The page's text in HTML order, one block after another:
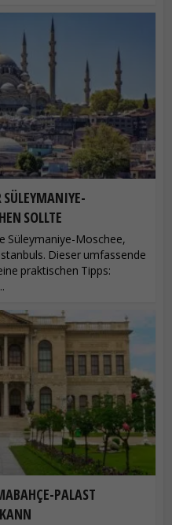
SOLLTE
Süleymaniye-Moschee,
Dieser umfassende
praktischen Tipps:
PALAST